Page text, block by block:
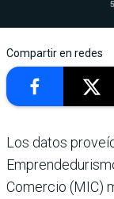
Compartir en redes
Los datos
Comercio (MIC)